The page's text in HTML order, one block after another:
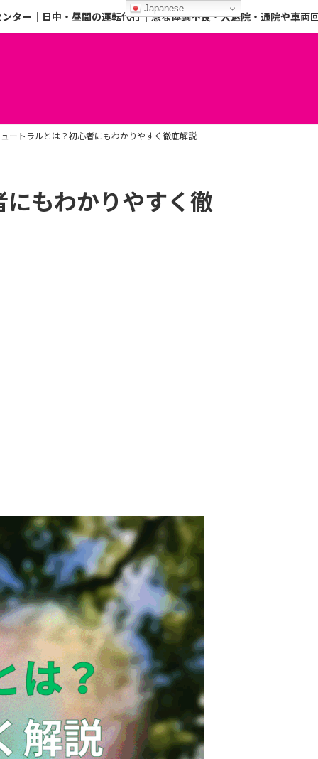
ター｜日中・昼間の運転代行｜急な体調不良・入退院・通院や車両
ートラルとは？初心者にもわかりやすく徹底解説
もわかりやすく徹
Japanese